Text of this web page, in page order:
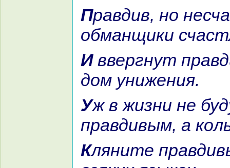
Пpaвдив, но несчастен я –
обманщики
И ввергнут пpaвдивостью я в
дом унижения.
Уж в жизни не буду я
пpaвдивым, а
Кляните пpaвдивых вы нa